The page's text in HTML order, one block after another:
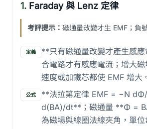
1. Faraday 與 Lenz 定律
考評提示： 磁通量改變才生 EMF；負
定義
**只有磁通量改變才產生感
合電路才有感應電流；增大
速度或加鐵芯都使 EMF 增大
公式
**法拉第定律 EMF = −N
d(BA)/dt**；磁通量 **Φ =
為磁場與線圈法線夾角，單位